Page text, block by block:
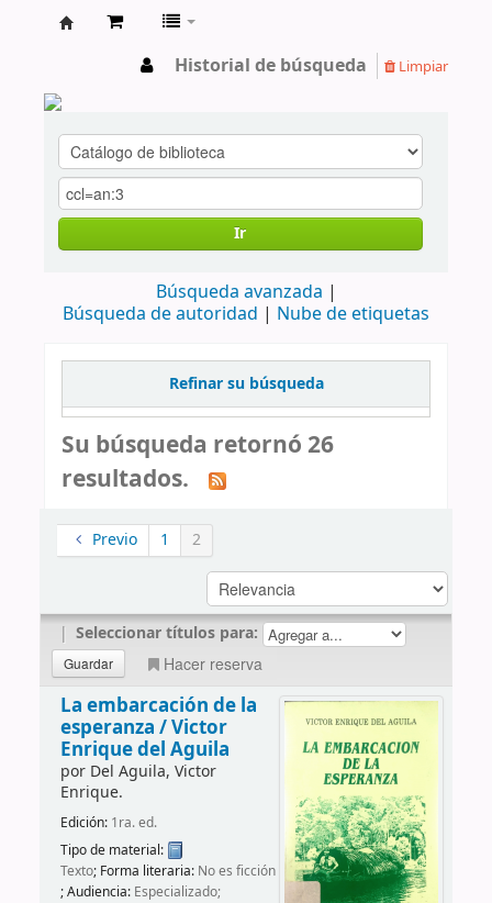
Historial de búsqueda Limpiar
Ir
Búsqueda avanzada
Búsqueda de autoridad
Nube de etiquetas
Refinar su búsqueda
Su búsqueda retornó 26
resultados.
Previo 1 2
| Seleccionar títulos para:
Hacer reserva
La embarcación de la
esperanza /Victor
Enrique del Aguila
por Del Aguila, Victor
Enrique.
Edición: 1ra. ed.
Tipo de material:
Texto; Forma literaria: No es ficción
; Audiencia: Especializado;